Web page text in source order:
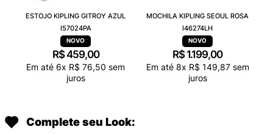
ESTOJO KIPLING GITROY AZUL
I57024PA
R$459,00
Em até 6x R$ 76,50 sem
juros
MOCHILA KIPLING SEOUL ROSA
I46274LH
R$ 1.199,00
Em até 8x R$ 149,87sem
juros
Complete seu Look: